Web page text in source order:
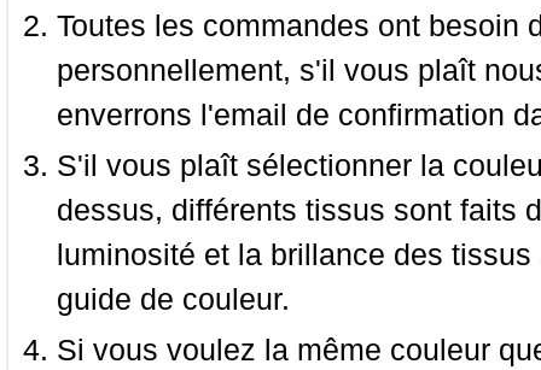
Toutes les commandes ont besoin
personnellement, s'il vous plaît
enverrons l'email de confirmation
S'il vous plaît sélectionner la
dessus, différents tissus sont faits
luminosité et la brillance des
guide de couleur.
Si vous voulez la même couleur